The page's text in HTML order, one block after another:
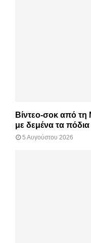
Βίντεο-σοκ από τη
με δεμένα τα πόδια
5 Αυγούστου 2026